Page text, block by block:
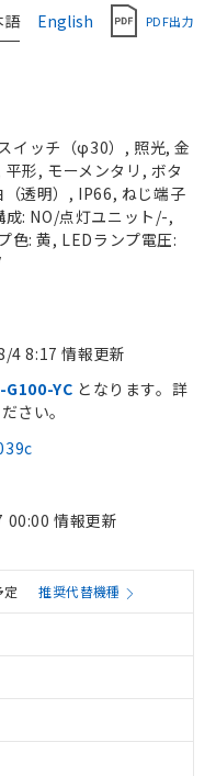
語 English PDF出力
イッチ（φ30）, 照光, 金
形, モーメンタリ, ボタ
（透明）, IP66, ねじ端子
成: NO/点灯ユニット/-,
色: 黄, LEDランプ電圧:
4 8:17 情報更新
YC となります。詳
さい。
情報更新
定 推奨代替機種